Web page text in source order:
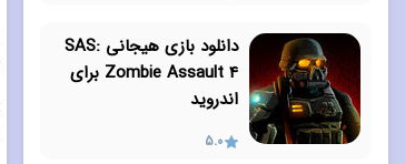
دانلود بازی هیجانی SAS:
Zombie Assault 4 برای
اندروید
5.0